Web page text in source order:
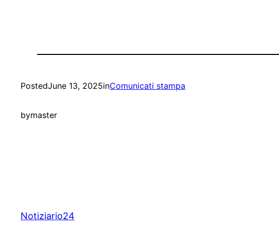
PostedJune 13, 2025inComunicati stampa
bymaster
Notiziario24